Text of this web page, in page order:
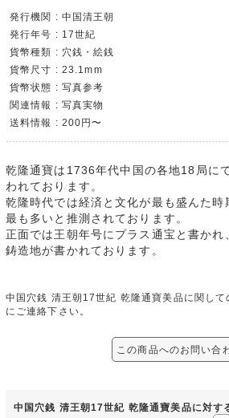
発行機関 : 中国清王朝
発行年号 : 17世紀
貨幣種類 : 穴銭・絵銭
貨幣尺寸 : 23.1mm
貨幣状態 : 写真参考
関連情報 : 写真実物
送料情報 : 200円〜
乾隆通寶は1736年代中国の各地18局に
われております。
乾隆時代では経済と文化が最も盛んた時
最も多いと推測されております。
正面では王朝年号にプラス通宝と書かれ
鋳造地が書かれております。
中国穴銭 清王朝17世紀 乾隆通寶美品に関し
にご連絡下さい。
この商品へのお問い合
中国穴銭 清王朝17世紀 乾隆通寶美品に対す